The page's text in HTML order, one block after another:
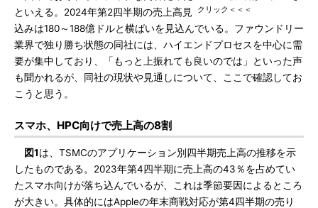
クリック＜＜＜
といえる。2024年第2四半期の売上高見
込みは180～188億ドルと横ばいを見込んでいる。ファウンドリー
業界で独り勝ち状態の同社には、ハイエンドプロセスを中心に需
要が集中しており、「もっと上振れても良いのでは」といった声
も聞かれるが、同社の現状や見通しについて、ここで確認してお
こうと思う。
スマホ、HPC向けで売上高の8割
図1は、TSMCのアプリケーション別四半期売上高の推移を示
したものである。2023年第4四半期に売上高の43％を占めてい
たスマホ向けが落ち込んでいるが、これは季節要因によるところ
が大きい。具体的にはAppleの年末商戦対応が第4四半期の売り